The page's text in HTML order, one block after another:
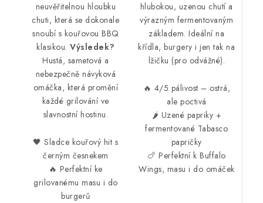
neuvěřitelnou hloubku
chuti, která se dokonale
snoubí s kouřovou BBQ
klasikou. Výsledek?
Hustá, sametová a
nebezpečně návyková
omáčka, která promění
každé grilování ve
slavnostní hostinu.
🖤 Sladce kouřový hit s
černým česnekem
🔥 Perfektní ke
grilovanému masu i do
burgerů
hlubokou, uzenou chutí a
výrazným fermentovaným
základem. Ideální na
křídla, burgery i jen tak na
lžičku (pro odvážné).
🔥 4/5 pálivost – ostrá,
ale poctivá
🌶️ Uzené papriky +
fermentované Tabasco
papričky
🍗 Perfektní k Buffalo
Wings, masu i do omáček